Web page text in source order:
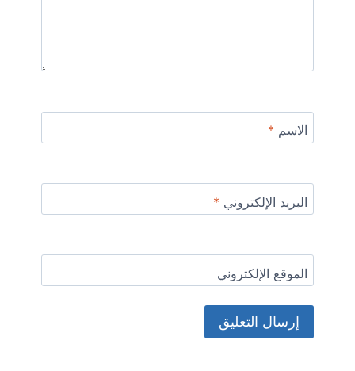
الاسم *
البريد الإلكتروني *
الموقع الإلكتروني